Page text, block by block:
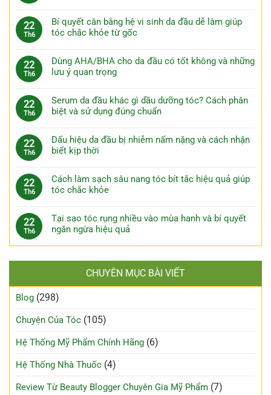
22
Th6
Bí quyết cân bằng hệ vi sinh da đầu dễ làm giúp
tóc chắc khỏe từ gốc
22
Th6
Dùng AHA/BHA cho da đầu có tốt không và những
lưu ý quan trọng
22
Th6
Serum da đầu khác gì dầu dưỡng tóc? Cách phân
biệt và sử dụng đúng chuẩn
22
Th6
Dấu hiệu da đầu bị nhiễm nấm nặng và cách nhận
biết kịp thời
22
Th6
Cách làm sạch sâu nang tóc bít tắc hiệu quả giúp
tóc chắc khỏe
22
Th6
Tại sao tóc rụng nhiều vào mùa hanh và bí quyết
ngăn ngừa hiệu quả
CHUYÊN MỤC BÀI VIẾT
Blog (298)
Chuyện Của Tóc (105)
Hệ Thống Mỹ Phẩm Chính Hãng (6)
Hệ Thống Nhà Thuốc (4)
Review Từ Beauty Blogger Chuyên Gia Mỹ Phẩm (7)